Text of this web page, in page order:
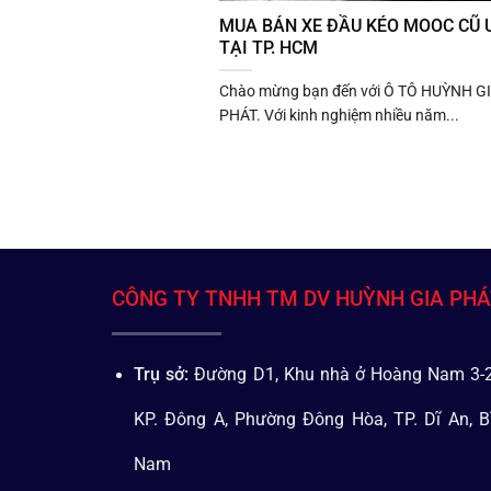
MUA BÁN XE ĐẦU KÉO MOOC CŨ
TẠI TP. HCM
Chào mừng bạn đến với Ô TÔ HUỲNH
PHÁT. Với kinh nghiệm nhiều năm...
CÔNG TY TNHH TM DV HUỲNH GIA
Trụ sở: Đường D1, Khu nhà ở Hoàng Nam 3-
KP. Đông A, Phường Đông Hòa, TP. Dĩ An,
Nam